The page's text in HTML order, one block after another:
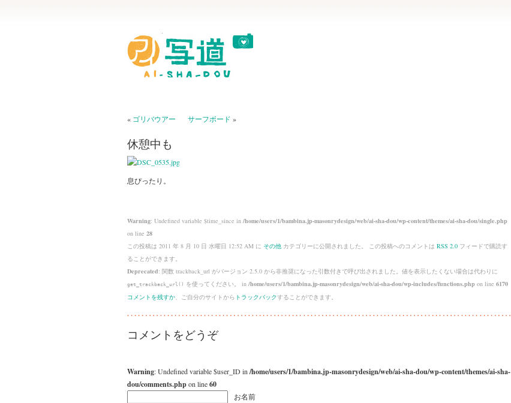
« ゴリバウアー サーフボード »
休憩中も
息ぴったり。
Warning: Undefined variable $time_since in /home/users/1/bambina.jp-masonrydesign/web/ai-sha-dou/wp-content/themes/ai-sha-dou/single.php
on line 28
この投稿は 2011 年 8 月 10 日 水曜日 12:52 AM に その他 カテゴリーに公開されました。 この投稿へのコメントは RSS 2.0 フィードで購読す
ることができます。
Deprecated: 関数 trackback_url がバージョン 2.5.0 から非推奨になった引数付きで呼び出されました。値を表示したくない場合は代わりに
get_trackback_url() を使ってください。 in /home/users/1/bambina.jp-masonrydesign/web/ai-sha-dou/wp-includes/functions.php on line 6170
コメントを残すか、ご自分のサイトから トラックバックすることができます。
コメントをどうぞ
Warning: Undefined variable $user_ID in /home/users/1/bambina.jp-masonrydesign/web/ai-sha-dou/wp-content/themes/ai-sha-
dou/comments.phpon line60
お名前